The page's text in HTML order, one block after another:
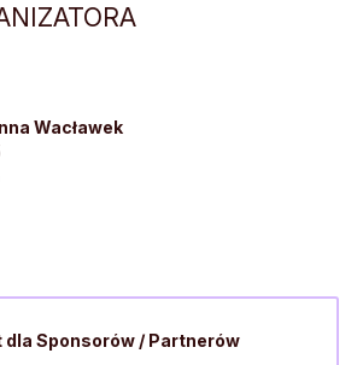
Wacławek
dla Sponsorów / Partnerów